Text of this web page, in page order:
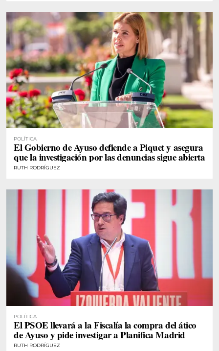
POLÍTICA
El Gobierno de Ayuso defiende a Piquet y asegura
que la investigación por las denuncias sigue abierta
RUTH RODRÍGUEZ
POLÍTICA
El PSOE llevará a la Fiscalía la compra del ático
de Ayuso y pide investigar a Planifica Madrid
RUTH RODRÍGUEZ